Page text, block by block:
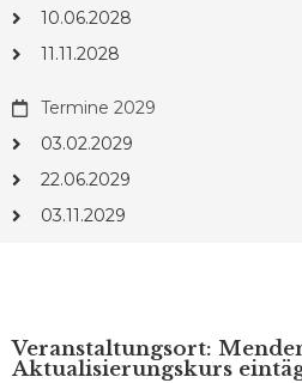
10.06.2028
11.11.2028
Termine 2029
03.02.2029
22.06.2029
03.11.2029
Veranstaltungsort:
Aktualisierungskurs